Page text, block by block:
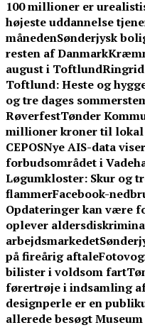
100 millioner er
højeste uddannelse
månedenSønderjysk
resten af Danmark
august i Toftlund
Toftlund: Heste og
og tre dages
RøverfestTønder
millioner kroner til
CEPOSNye AIS-data
forbudsområdet i
Løgumkloster: Skur og
flammerFacebook-
Opdateringer kan være
oplever
arbejdsmarkedet
på fireårig aftale
bilister i voldsom fart
førertrøje i indsamling
designperle er en
allerede besøgt